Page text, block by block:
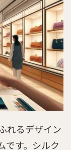
れるデザイン
です。シルク